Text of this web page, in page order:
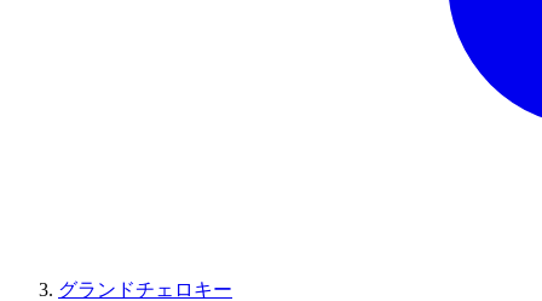
グランドチェロキー